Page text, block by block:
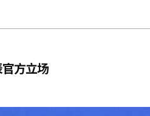
方立场